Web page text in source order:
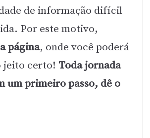
de informação difícil
Por este motivo,
página, onde você poderá
jeito certo! Toda jornada
um primeiro passo, dê o